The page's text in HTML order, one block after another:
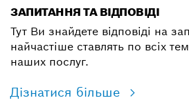
ЗАПИТАННЯ ТА ВІДПОВІДІ
Тут Ви знайдете відповіді на
найчастіше ставлять по всіх
наших послуг.
Дізнатися більше